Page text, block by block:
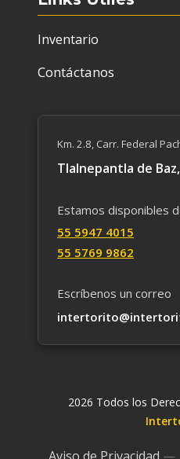
Inventario
Contáctanos
Km. 2.8, Carr. Federal
Tlalnepantla de
Estamos disponibles
55 59​47 4015
55 5769 9862
Escríbenos un correo
2026 Todos los